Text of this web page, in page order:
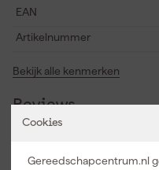
Cookies
Gereedschapcentrum.nl
EAN
Artikelnummer
Bekijk alle kenmerken
Reviews
1 review